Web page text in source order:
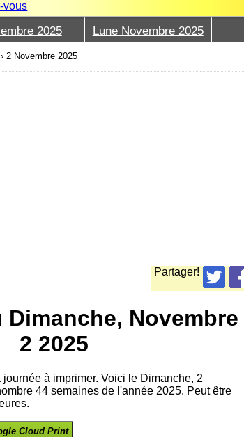
vous
2025 Lune Novembre 2025
›2 Novembre 2025
Partager!
Dimanche, Novembre
2 2025
journée à imprimer. Voici le Dimanche, 2
44 semaines de l'année 2025. Peut être
Cloud Print